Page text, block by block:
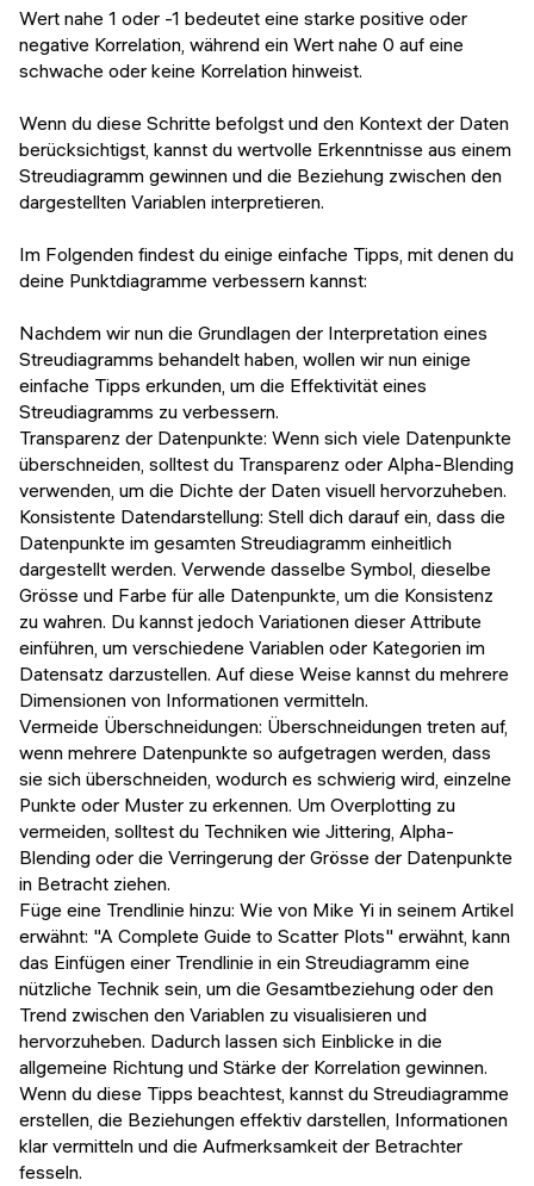
Wert nahe 1 oder -1 bedeutet eine starke positive oder
negative Korrelation, während ein Wert nahe 0 auf eine
schwache oder keine Korrelation hinweist.
Wenn du diese Schritte befolgst und den Kontext der Daten
berücksichtigst, kannst du wertvolle Erkenntnisse aus einem
Streudiagramm gewinnen und die Beziehung zwischen den
dargestellten Variablen interpretieren.
Im Folgenden findest du einige einfache Tipps, mit denen du
deine Punktdiagramme verbessern kannst:
Nachdem wir nun die Grundlagen der Interpretation eines
Streudiagramms behandelt haben, wollen wir nun einige
einfache Tipps erkunden, um die Effektivität eines
Streudiagramms zu verbessern.
Transparenz der Datenpunkte: Wenn sich viele Datenpunkte
überschneiden, solltest du Transparenz oder Alpha-Blending
verwenden, um die Dichte der Daten visuell hervorzuheben.
Konsistente Datendarstellung: Stell dich darauf ein, dass die
Datenpunkte im gesamten Streudiagramm einheitlich
dargestellt werden. Verwende dasselbe Symbol, dieselbe
Grösse und Farbe für alle Datenpunkte, um die Konsistenz
zu wahren. Du kannst jedoch Variationen dieser Attribute
einführen, um verschiedene Variablen oder Kategorien im
Datensatz darzustellen. Auf diese Weise kannst du mehrere
Dimensionen von Informationen vermitteln.
Vermeide Überschneidungen: Überschneidungen treten auf,
wenn mehrere Datenpunkte so aufgetragen werden, dass
sie sich überschneiden, wodurch es schwierig wird, einzelne
Punkte oder Muster zu erkennen. Um Overplotting zu
vermeiden, solltest du Techniken wie Jittering, Alpha-
Blending oder die Verringerung der Grösse der Datenpunkte
in Betracht ziehen.
Füge eine Trendlinie hinzu: Wie von Mike Yi in seinem Artikel
erwähnt: "A Complete Guide to Scatter Plots" erwähnt, kann
das Einfügen einer Trendlinie in ein Streudiagramm eine
nützliche Technik sein, um die Gesamtbeziehung oder den
Trend zwischen den Variablen zu visualisieren und
hervorzuheben. Dadurch lassen sich Einblicke in die
allgemeine Richtung und Stärke der Korrelation gewinnen.
Wenn du diese Tipps beachtest, kannst du Streudiagramme
erstellen, die Beziehungen effektiv darstellen, Informationen
klar vermitteln und die Aufmerksamkeit der Betrachter
fesseln.